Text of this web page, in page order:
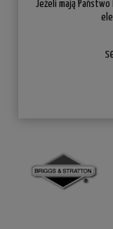
Jeżeli mają